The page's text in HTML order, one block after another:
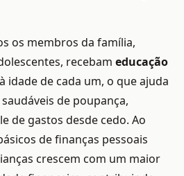
os membros da família,
recebam educação
idade de cada um, o que ajuda
de poupança,
de gastos desde cedo. Ao
de finanças pessoais
crescem com um maior